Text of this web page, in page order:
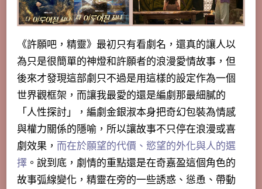
《許願吧，精靈》最初只有看劇名，還真的讓人以
為只是很簡單的神燈和許願者的浪漫愛情故事，但
後來才發現這部劇只不過是用這樣的設定作為一個
世界觀框架，而讓我最愛的還是編劇那最細膩的
「人性探討」，編劇金銀淑本身把奇幻包裝為情感
與權力關係的隱喻，所以讓故事不只停在浪漫或喜
劇效果， 而在於願望的代價、慾望的外化與人的選
擇 。說到底， 劇情的重點還是在奇嘉盈這個角色的
故事弧線變化 ，精靈在旁的一些誘惑、慫恿、帶動